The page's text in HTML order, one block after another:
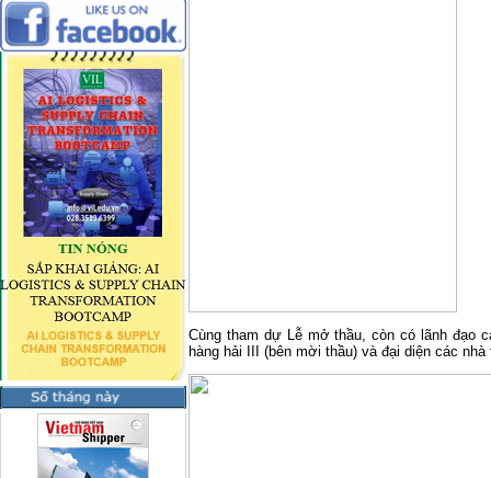
Cùng tham dự Lễ mở thầu, còn có lãnh đạo
hàng hải III (bên mời thầu) và đại diện các